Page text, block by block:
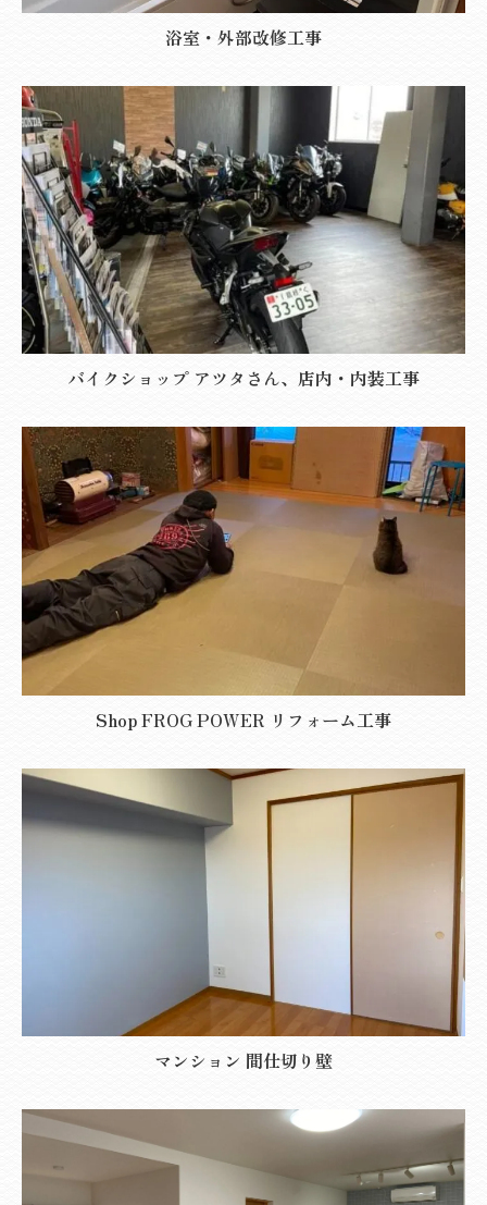
浴室・外部改修工事
バイクショップ アツタさん、店内・内装工事
Shop FROG POWER リフォーム工事
マンション 間仕切り壁